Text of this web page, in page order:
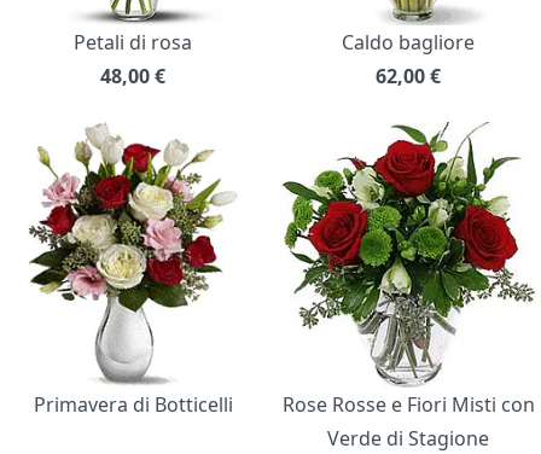
Petali di rosa
48,00€
Caldo bagliore
62,00€
Primavera di Botticelli
Rose Rosse e Fiori Misti con
Verde di Stagione